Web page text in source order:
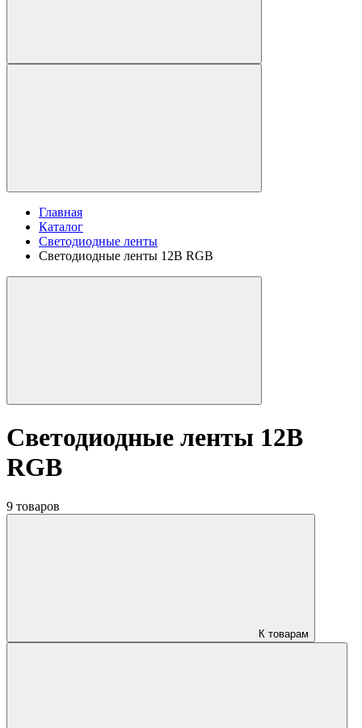
Главная
Каталог
Светодиодные ленты
Светодиодные ленты 12В RGB
Светодиодные ленты 12В
RGB
9 товаров
К товарам